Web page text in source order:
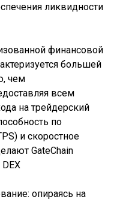
ликвидности
финансовой
большей
чем
всем
на трейдерский
по
и скоростное
GateChain
опираясь на